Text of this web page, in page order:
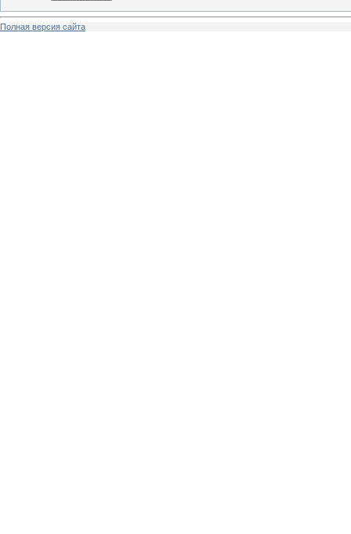
Полная версия сайта